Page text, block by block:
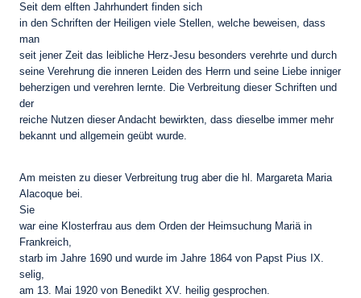
Seit dem elften Jahrhundert finden sich
in den Schriften der Heiligen viele Stellen, welche beweisen, dass
man
seit jener Zeit das leibliche Herz-Jesu besonders verehrte und durch
seine Verehrung die inneren Leiden des Herrn und seine Liebe inniger
beherzigen und verehren lernte. Die Verbreitung dieser Schriften und
der
reiche Nutzen dieser Andacht bewirkten, dass dieselbe immer mehr
bekannt und allgemein geübt wurde.
Am meisten zu dieser Verbreitung trug aber die hl. Margareta Maria
Alacoque bei.
Sie
war eine Klosterfrau aus dem Orden der Heimsuchung Mariä in
Frankreich,
starb im Jahre 1690 und wurde im Jahre 1864 von Papst Pius IX.
selig,
am 13. Mai 1920 von Benedikt XV. heilig gesprochen.